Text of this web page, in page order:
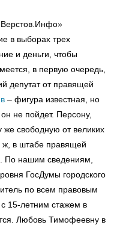
в выборах трех
и деньги, чтобы
в первую очередь,
депутат от правящей
– фигура известная, но
не пойдет. Персону,
же свободную от великих
ж, в штабе правящей
По нашим сведениям,
ГосДумы городского
по всем правовым
15-летним стажем в
Любовь Тимофеевну в